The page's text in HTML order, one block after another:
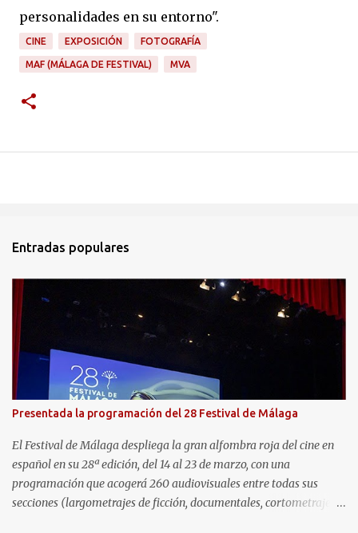
personalidades en su entorno".
CINE EXPOSICIÓN FOTOGRAFÍA
MAF (MÁLAGA DE FESTIVAL) MVA
Entradas populares
Presentada la programación del 28 Festival de Málaga
El Festival de Málaga despliega la gran alfombra roja del cine en
español en su 28ª edición, del 14 al 23 de marzo, con una
programación que acogerá 260 audiovisuales entre todas sus
secciones (largometrajes de ficción, documentales, cortometrajes,